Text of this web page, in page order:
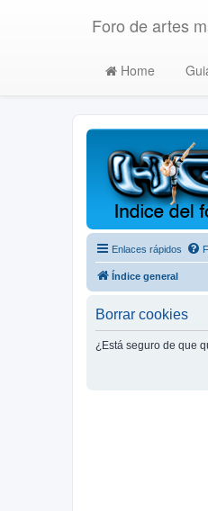
Foro de artes
Home
Enlaces rápidos
Índice general
Borrar cookies
¿Está seguro de que